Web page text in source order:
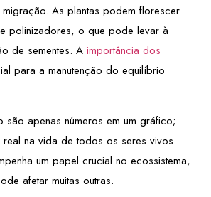
migração. As plantas podem florescer
polinizadores, o que pode levar à
de sementes. A importância dos
para a manutenção do equilíbrio
são apenas números em um gráfico;
real na vida de todos os seres vivos.
um papel crucial no ecossistema,
afetar muitas outras.